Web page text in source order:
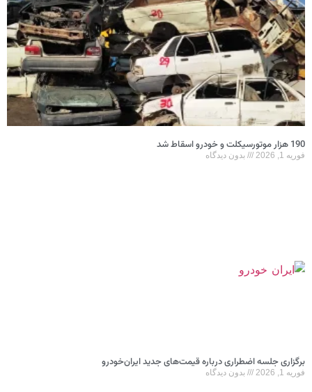
190 هزار موتورسیکلت و خودرو اسقاط شد
فوریه 1, 2026 بدون دیدگاه
برگزاری جلسه اضطراری درباره قیمت‌های جدید ایران‌خودرو
فوریه 1, 2026 بدون دیدگاه